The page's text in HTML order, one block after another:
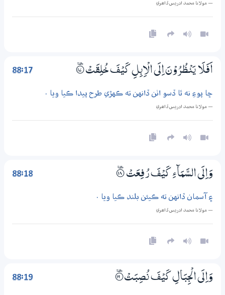
— مولانا محمد ادريس ڏاھري
88:17 اَفَلَا يَنْظُرُوْنَ اِلَى الْاِبِلِ كَيْفَ خُلِقَتْ ؀۪17
ڇا پوءِ نه ٿا ڏسو اٺن ڏانهن ته ڪهڙي طرح پيدا ڪيا ويا .
— مولانا محمد ادريس ڏاھري
88:18 وَاِلَى السَّمَاۗءِ كَيْفَ رُفِعَتْ ؀۪18
۽ آسمان ڏانهن ته ڪيئن بلند ڪيا ويا .
— مولانا محمد ادريس ڏاھري
88:19 وَاِلَى الْجِبَالِ كَيْفَ نُصِبَتْ ؀۪19